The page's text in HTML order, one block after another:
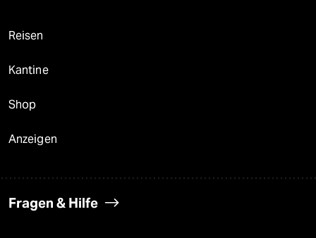
Reisen
Kantine
Shop
Anzeigen
Fragen & Hilfe